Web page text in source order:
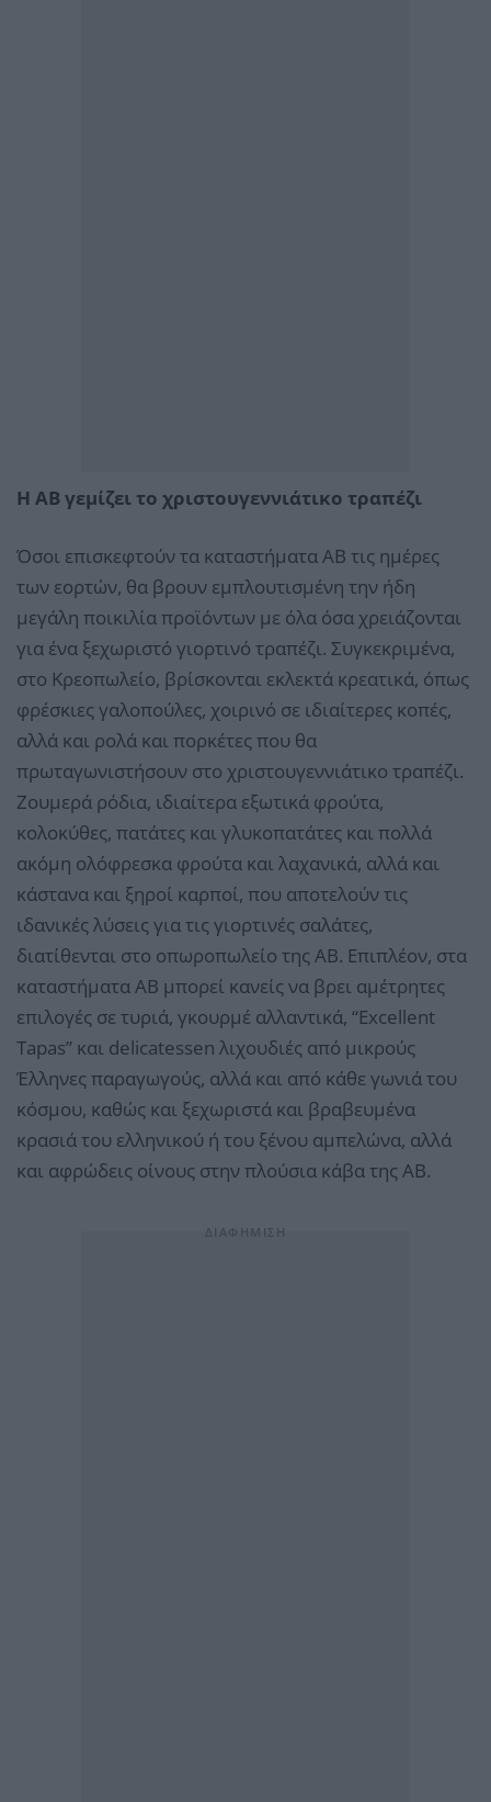
Η ΑΒ γεμίζει το χριστουγεννιάτικο τραπέζι
Όσοι επισκεφτούν τα καταστήματα AB τις ημέρες
των εορτών, θα βρουν εμπλουτισμένη την ήδη
μεγάλη ποικιλία προϊόντων με όλα όσα χρειάζονται
για ένα ξεχωριστό γιορτινό τραπέζι. Συγκεκριμένα,
στο Κρεοπωλείο, βρίσκονται εκλεκτά κρεατικά, όπως
φρέσκιες γαλοπούλες, χοιρινό σε ιδιαίτερες κοπές,
αλλά και ρολά και πορκέτες που θα
πρωταγωνιστήσουν στο χριστουγεννιάτικο τραπέζι.
Ζουμερά ρόδια, ιδιαίτερα εξωτικά φρούτα,
κολοκύθες, πατάτες και γλυκοπατάτες και πολλά
ακόμη ολόφρεσκα φρούτα και λαχανικά, αλλά και
κάστανα και ξηροί καρποί, που αποτελούν τις
ιδανικές λύσεις για τις γιορτινές σαλάτες,
διατίθενται στο οπωροπωλείο της ΑΒ. Επιπλέον, στα
καταστήματα ΑΒ μπορεί κανείς να βρει αμέτρητες
επιλογές σε τυριά, γκουρμέ αλλαντικά, “Εxcellent
Tapas” και delicatessen λιχουδιές από μικρούς
Έλληνες παραγωγούς, αλλά και από κάθε γωνιά του
κόσμου, καθώς και ξεχωριστά και βραβευμένα
κρασιά του ελληνικού ή του ξένου αμπελώνα, αλλά
και αφρώδεις οίνους στην πλούσια κάβα της ΑΒ.